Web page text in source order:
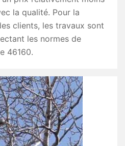
la qualité. Pour la
clients, les travaux sont
les normes de
46160.